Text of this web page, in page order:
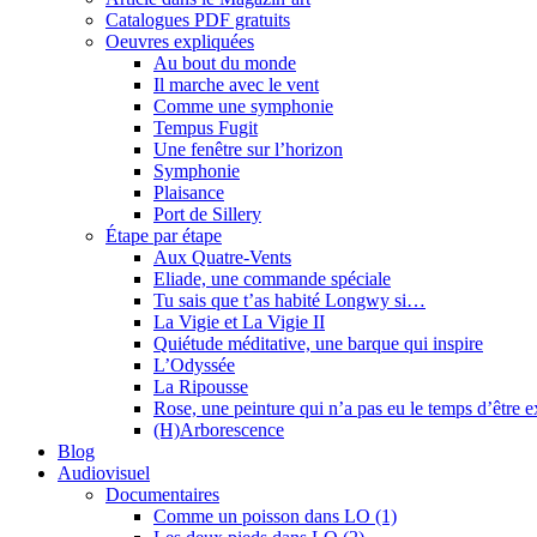
Catalogues PDF gratuits
Oeuvres expliquées
Au bout du monde
Il marche avec le vent
Comme une symphonie
Tempus Fugit
Une fenêtre sur l’horizon
Symphonie
Plaisance
Port de Sillery
Étape par étape
Aux Quatre-Vents
Eliade, une commande spéciale
Tu sais que t’as habité Longwy si…
La Vigie et La Vigie II
Quiétude méditative, une barque qui inspire
L’Odyssée
La Ripousse
Rose, une peinture qui n’a pas eu le temps d’être
(H)Arborescence
Blog
Audiovisuel
Documentaires
Comme un poisson dans LO (1)